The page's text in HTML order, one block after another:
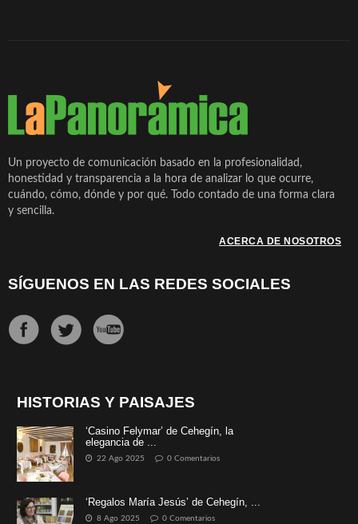
Un proyecto de comunicación basado en la profesionalidad,
honestidad y transparencia a la hora de analizar lo que ocurre,
cuándo, cómo, dónde y por qué. Todo contado de una forma clara
y sencilla.
ACERCA DE NOSOTROS
SÍGUENOS EN LAS REDES SOCIALES
HISTORIAS Y PAISAJES
‘Casino Felymar’ de Cehegín, la
elegancia de ...
22 Ago 2025 0 Comentarios
‘Regalos María Jesús’ de Cehegín, ...
8 Ago 2025 0 Comentarios